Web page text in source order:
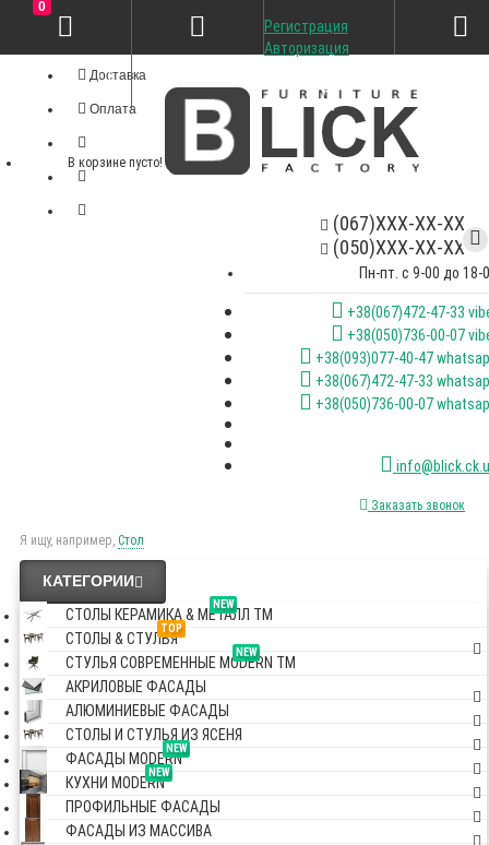
Доставка
Оплата
(067)XXX-XX-XX
(050)XXX-XX-XX
Пн-пт. с 9-00 до 18-
+38(067)472-47-33
+38(050)736-00-07
+38(093)077-40-47
+38(067)472-47-33
+38(050)736-00-07
Заказать звонок
Я ищу, например, Стол
Регистрация
Авторизация
0
В корзине пусто!
КАТЕГОРИИ
NEW
СТОЛЫ КЕРАМИКА & МЕТАЛЛ TM
TOP
СТОЛЫ & СТУЛЬЯ
NEW
СТУЛЬЯ СОВРЕМЕННЫЕ MODERN TM
АКРИЛОВЫЕ ФАСАДЫ
АЛЮМИНИЕВЫЕ ФАСАДЫ
СТОЛЫ И СТУЛЬЯ ИЗ ЯСЕНЯ
NEW
ФАСАДЫ MODERN
NEW
КУХНИ MODERN
ПРОФИЛЬНЫЕ ФАСАДЫ
ФАСАДЫ ИЗ МАССИВА